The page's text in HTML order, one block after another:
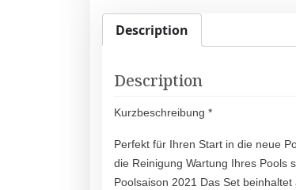
Description
Description
Kurzbeschreibung *
Perfekt für Ihren Start in die neue
die Reinigung Wartung Ihres Pools
Poolsaison 2021 Das Set